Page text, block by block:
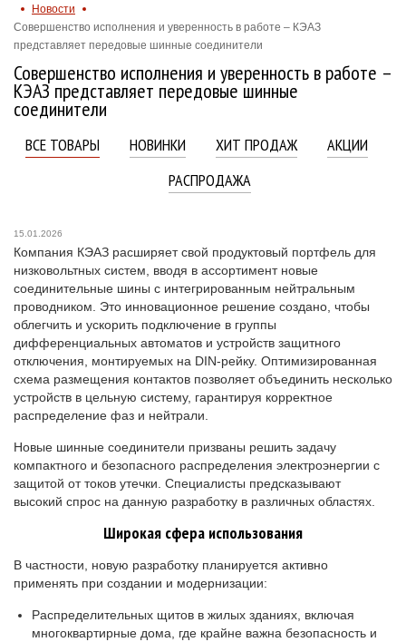
Новости
Совершенство исполнения и уверенность в работе – КЭАЗ
представляет передовые шинные соединители
Совершенство исполнения и уверенность в работе –
КЭАЗ представляет передовые шинные
соединители
ВСЕ ТОВАРЫ НОВИНКИ ХИТ ПРОДАЖ
АКЦИИ
РАСПРОДАЖА
15.01.2026
Компания КЭАЗ расширяет свой продуктовый портфель для
низковольтных систем, вводя в ассортимент новые
соединительные шины с интегрированным нейтральным
проводником. Это инновационное решение создано, чтобы
облегчить и ускорить подключение в группы
дифференциальных автоматов и устройств защитного
отключения, монтируемых на DIN-рейку. Оптимизированная
схема размещения контактов позволяет объединить несколько
устройств в цельную систему, гарантируя корректное
распределение фаз и нейтрали.
Новые шинные соединители призваны решить задачу
компактного и безопасного распределения электроэнергии с
защитой от токов утечки. Специалисты предсказывают
высокий спрос на данную разработку в различных областях.
Широкая сфера использования
В частности, новую разработку планируется активно
применять при создании и модернизации:
Распределительных щитов в жилых зданиях, включая
многоквартирные дома, где крайне важна безопасность и